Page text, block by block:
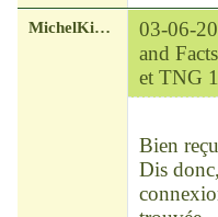
MichelKirsch 03-06-
and
et TNG
Bien
Dis